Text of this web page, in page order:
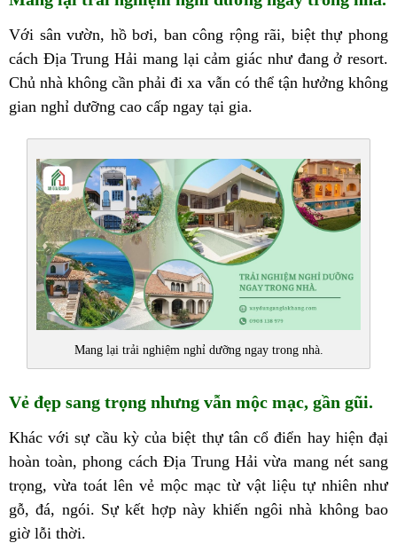
Với sân vườn, hồ bơi, ban công rộng rãi, biệt thự phong
cách Địa Trung Hải mang lại cảm giác như đang ở resort.
Chủ nhà không cần phải đi xa vẫn có thể tận hưởng không
gian nghỉ dưỡng cao cấp ngay tại gia.
Mang lại trải nghiệm nghỉ dưỡng ngay trong nhà.
Vẻ đẹp sang trọng nhưng vẫn mộc mạc, gần gũi.
Khác với sự cầu kỳ của biệt thự tân cổ điển hay hiện đại
hoàn toàn, phong cách Địa Trung Hải vừa mang nét sang
trọng, vừa toát lên vẻ mộc mạc từ vật liệu tự nhiên như
gỗ, đá, ngói. Sự kết hợp này khiến ngôi nhà không bao
giờ lỗi thời.